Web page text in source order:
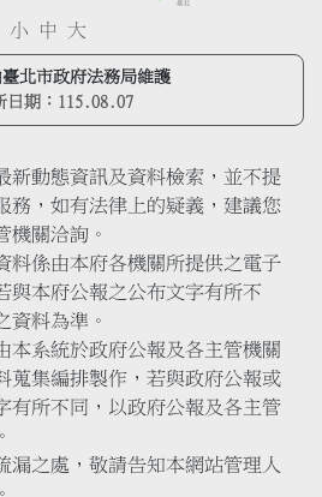
小 中 大
北市政府法務局維護
日期： 115.08.07
新動態資訊及資料檢索，並不提
務，如有法律上的疑義，建議您
機關洽詢。
料係由本府各機關所提供之電子
與本府公報之公布文字有所不
資料為準。
本系統於政府公報及各主管機關
蒐集編排製作，若與政府公報或
有所不同，以政府公報及各主管
漏之處，敬請告知本網站管理人